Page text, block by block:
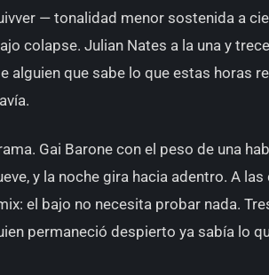
— tonalidad menor sostenida a
colapse. Julian Nates a la una y
alguien que sabe lo que estas horas
Gai Barone con el peso de una
y la noche gira hacia adentro. A
el bajo no necesita probar nada.
permaneció despierto ya sabía lo